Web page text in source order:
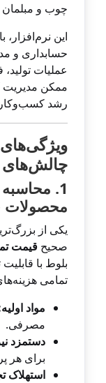
چوب و مبلمان
این نرم‌افزار،
حسابداری و
عملیات
ممکن مدیریت
رشد کسب‌وکار
ویژگی‌های
1.
محصولات
یکی از
صحیح قیمت
بلوط با
تمامی
مواد
مصرفی.
دستمزد
برای هر
استهلاک